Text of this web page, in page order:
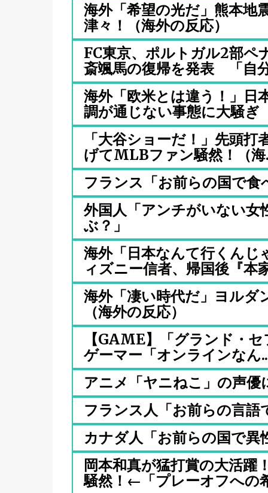
海外「希望の光だ」熊本地
津々！（海外の反応）
FC東京、ポルトガル2部ペ
斎颯馬の復帰を発表 「自
海外「欧米とは違う！」日
調が通じない事態に大騒ぎ
「大谷ショーだ！」先頭
げてMLBファン騒然！（海
フランス「お前らの国で
外国人「アンチがいない
ぶ？」
海外「日本なんて行くん
ィズニー信者、帰国後『本
海外「凄い時代だ」ヨルダ
（海外の反応）
【GAME】「グランド・
ゲーマー「オンラインなん
アニメ「ヤニねこ」の声優
フランス人「お前らの言
カナダ人「お前らの国で
岡本和真が猛打賞の大活
騒然！←「プレーオフへの